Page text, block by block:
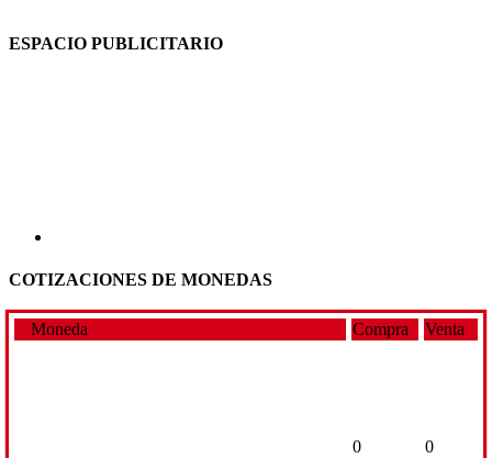
ESPACIO PUBLICITARIO
COTIZACIONES DE MONEDAS
Moneda Compra Venta
0 0